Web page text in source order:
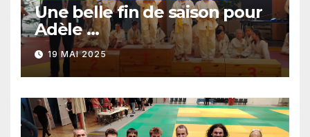
Une belle fin de saison pour
Adèle …
19 MAI 2025